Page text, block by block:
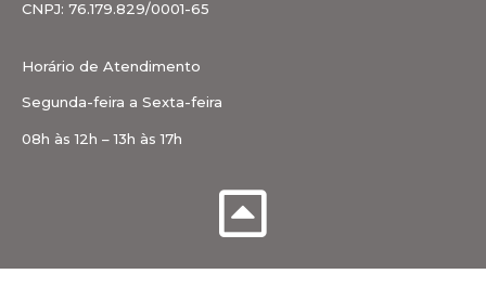
CNPJ: 76.179.829/0001-65
Horário de Atendimento
Segunda-feira a Sexta-feira
08h às 12h – 13h às 17h